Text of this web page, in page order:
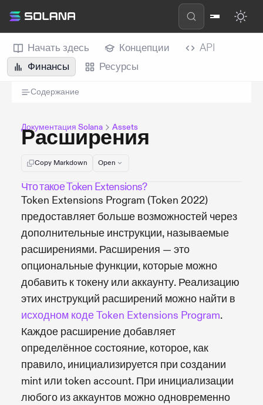
Начать здесь Концепции
API
Финансы
Ресурсы
Содержание
Документация Solana Assets
Расширения
Copy Markdown Open
Что такое Token Extensions?
Token Extensions Program (Token 2022)
предоставляет больше возможностей через
дополнительные инструкции, называемые
расширениями. Расширения — это
опциональные функции, которые можно
добавить к токену или аккаунту. Реализацию
этих инструкций расширений можно найти в
исходном коде Token Extensions Program.
Каждое расширение добавляет
определённое состояние, которое, как
правило, инициализируется при создании
mint или token account. При инициализации
любого из аккаунтов можно одновременно